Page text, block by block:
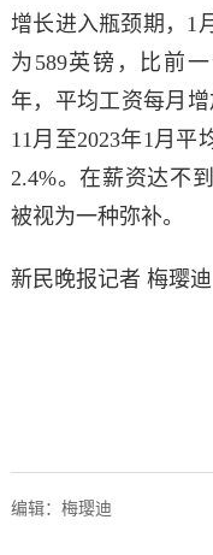
增长进入瓶颈期，1
为589英镑，比前
年，平均工资每月增
11月至2023年1月 平
2.4%。在薪资达不
被视为一种弥补。
新民晚报记者 梅璎迪
编辑：梅璎迪